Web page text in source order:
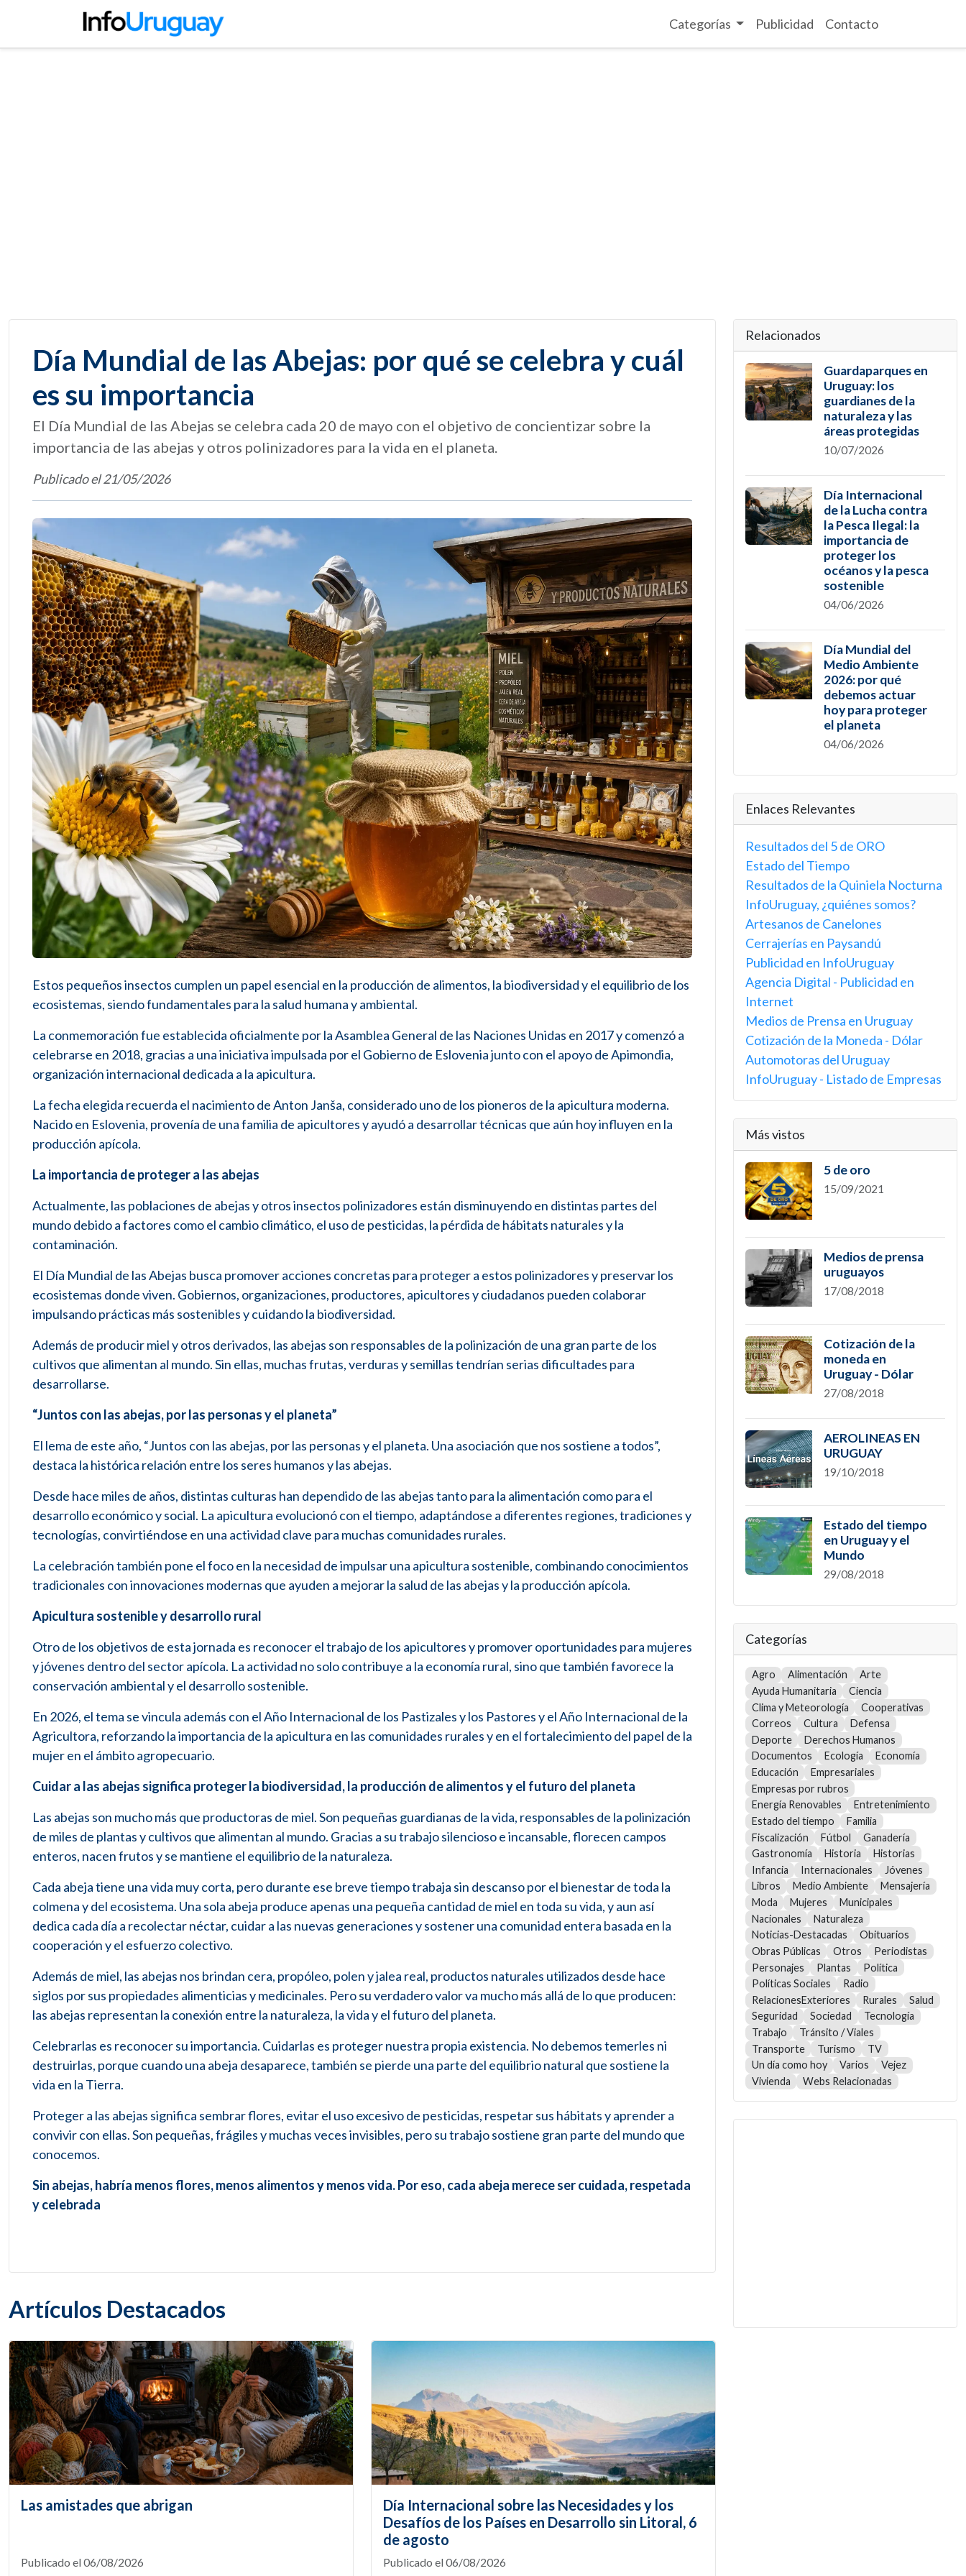
Categorías Publicidad Contacto
Día Mundial de las Abejas: por qué se celebra y cuál
es su importancia
El Día Mundial de las Abejas se celebra cada 20 de mayo con el objetivo de concientizar sobre la
importancia de las abejas y otros polinizadores para la vida en el planeta.
Publicado el 21/05/2026
Estos pequeños insectos cumplen un papel esencial en la producción de alimentos, la biodiversidad y el equilibrio de los
ecosistemas, siendo fundamentales para la salud humana y ambiental.
La conmemoración fue establecida oficialmente por la Asamblea General de las Naciones Unidas en 2017 y comenzó a
celebrarse en 2018, gracias a una iniciativa impulsada por el Gobierno de Eslovenia junto con el apoyo de Apimondia,
organización internacional dedicada a la apicultura.
La fecha elegida recuerda el nacimiento de Anton Janša, considerado uno de los pioneros de la apicultura moderna.
Nacido en Eslovenia, provenía de una familia de apicultores y ayudó a desarrollar técnicas que aún hoy influyen en la
producción apícola.
La importancia de proteger a las abejas
Actualmente, las poblaciones de abejas y otros insectos polinizadores están disminuyendo en distintas partes del
mundo debido a factores como el cambio climático, el uso de pesticidas, la pérdida de hábitats naturales y la
contaminación.
El Día Mundial de las Abejas busca promover acciones concretas para proteger a estos polinizadores y preservar los
ecosistemas donde viven. Gobiernos, organizaciones, productores, apicultores y ciudadanos pueden colaborar
impulsando prácticas más sostenibles y cuidando la biodiversidad.
Además de producir miel y otros derivados, las abejas son responsables de la polinización de una gran parte de los
cultivos que alimentan al mundo. Sin ellas, muchas frutas, verduras y semillas tendrían serias dificultades para
desarrollarse.
“Juntos con las abejas, por las personas y el planeta”
El lema de este año, “Juntos con las abejas, por las personas y el planeta. Una asociación que nos sostiene a todos”,
destaca la histórica relación entre los seres humanos y las abejas.
Desde hace miles de años, distintas culturas han dependido de las abejas tanto para la alimentación como para el
desarrollo económico y social. La apicultura evolucionó con el tiempo, adaptándose a diferentes regiones, tradiciones y
tecnologías, convirtiéndose en una actividad clave para muchas comunidades rurales.
La celebración también pone el foco en la necesidad de impulsar una apicultura sostenible, combinando conocimientos
tradicionales con innovaciones modernas que ayuden a mejorar la salud de las abejas y la producción apícola.
Apicultura sostenible y desarrollo rural
Otro de los objetivos de esta jornada es reconocer el trabajo de los apicultores y promover oportunidades para mujeres
y jóvenes dentro del sector apícola. La actividad no solo contribuye a la economía rural, sino que también favorece la
conservación ambiental y el desarrollo sostenible.
En 2026, el tema se vincula además con el Año Internacional de los Pastizales y los Pastores y el Año Internacional de la
Agricultora, reforzando la importancia de la apicultura en las comunidades rurales y en el fortalecimiento del papel de la
mujer en el ámbito agropecuario.
Cuidar a las abejas significa proteger la biodiversidad, la producción de alimentos y el futuro del planeta
Las abejas son mucho más que productoras de miel. Son pequeñas guardianas de la vida, responsables de la polinización
de miles de plantas y cultivos que alimentan al mundo. Gracias a su trabajo silencioso e incansable, florecen campos
enteros, nacen frutos y se mantiene el equilibrio de la naturaleza.
Cada abeja tiene una vida muy corta, pero durante ese breve tiempo trabaja sin descanso por el bienestar de toda la
colmena y del ecosistema. Una sola abeja produce apenas una pequeña cantidad de miel en toda su vida, y aun así
dedica cada día a recolectar néctar, cuidar a las nuevas generaciones y sostener una comunidad entera basada en la
cooperación y el esfuerzo colectivo.
Además de miel, las abejas nos brindan cera, propóleo, polen y jalea real, productos naturales utilizados desde hace
siglos por sus propiedades alimenticias y medicinales. Pero su verdadero valor va mucho más allá de lo que producen:
las abejas representan la conexión entre la naturaleza, la vida y el futuro del planeta.
Celebrarlas es reconocer su importancia. Cuidarlas es proteger nuestra propia existencia. No debemos temerles ni
destruirlas, porque cuando una abeja desaparece, también se pierde una parte del equilibrio natural que sostiene la
vida en la Tierra.
Proteger a las abejas significa sembrar flores, evitar el uso excesivo de pesticidas, respetar sus hábitats y aprender a
convivir con ellas. Son pequeñas, frágiles y muchas veces invisibles, pero su trabajo sostiene gran parte del mundo que
conocemos.
Sin abejas, habría menos flores, menos alimentos y menos vida. Por eso, cada abeja merece ser cuidada, respetada
y celebrada
Artículos Destacados
Las amistades que abrigan
Publicado el 06/08/2026
Día Internacional sobre las Necesidades y los
Desafíos de los Países en Desarrollo sin Litoral, 6
de agosto
Publicado el 06/08/2026
Relacionados
Guardaparques en
Uruguay: los
guardianes de la
naturaleza y las
áreas protegidas
10/07/2026
Día Internacional
de la Lucha contra
la Pesca Ilegal: la
importancia de
proteger los
océanos y la pesca
sostenible
04/06/2026
Día Mundial del
Medio Ambiente
2026: por qué
debemos actuar
hoy para proteger
el planeta
04/06/2026
Enlaces Relevantes
Resultados del 5 de ORO
Estado del Tiempo
Resultados de la Quiniela Nocturna
InfoUruguay, ¿quiénes somos?
Artesanos de Canelones
Cerrajerías en Paysandú
Publicidad en InfoUruguay
Agencia Digital - Publicidad en
Internet
Medios de Prensa en Uruguay
Cotización de la Moneda - Dólar
Automotoras del Uruguay
InfoUruguay - Listado de Empresas
Más vistos
5 de oro
15/09/2021
Medios de prensa
uruguayos
17/08/2018
Cotización de la
moneda en
Uruguay - Dólar
27/08/2018
AEROLINEAS EN
URUGUAY
19/10/2018
Estado del tiempo
en Uruguay y el
Mundo
29/08/2018
Categorías
Agro Alimentación
Arte
Ayuda Humanitaria
Ciencia
Clima y Meteorología
Cooperativas
Correos
Cultura
Defensa
Deporte
Derechos Humanos
Documentos
Ecología
Economía
Educación
Empresariales
Empresas por rubros
Energía Renovables
Entretenimiento
Estado del tiempo
Familia
Fiscalización
Fútbol
Ganadería
Gastronomía
Historia
Historias
Infancia
Internacionales
Jóvenes
Libros
Medio Ambiente
Mensajería
Moda
Mujeres
Municipales
Nacionales
Naturaleza
Noticias-Destacadas
Obituarios
Obras Públicas
Otros
Periodistas
Personajes
Plantas
Política
Políticas Sociales
Radio
RelacionesExteriores
Rurales
Salud
Seguridad
Sociedad
Tecnología
Trabajo
Tránsito / Viales
Transporte
Turismo
TV
Un día como hoy
Varios
Vejez
Vivienda
Webs Relacionadas